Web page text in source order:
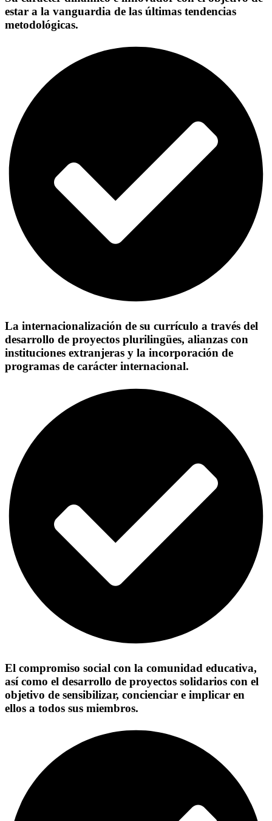
estar a la vanguardia de las últimas tendencias
metodológicas.
La internacionalización de su currículo a través del
desarrollo de proyectos plurilingües, alianzas con
instituciones extranjeras y la incorporación de
programas de carácter internacional.
El compromiso social con la comunidad educativa,
así como el desarrollo de proyectos solidarios con el
objetivo de sensibilizar, concienciar e implicar en
ellos a todos sus miembros.